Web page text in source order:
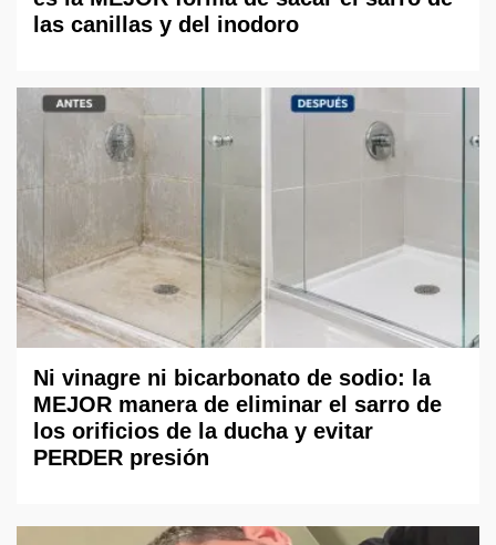
las canillas y del inodoro
Ni vinagre ni bicarbonato de sodio: la
MEJOR manera de eliminar el sarro de
los orificios de la ducha y evitar
PERDER presión